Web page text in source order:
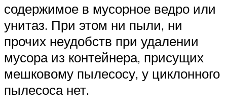
содержимое в мусорное ведро или
унитаз. При этом ни пыли, ни
прочих неудобств при удалении
мусора из контейнера, присущих
мешковому пылесосу, у циклонного
пылесоса нет.